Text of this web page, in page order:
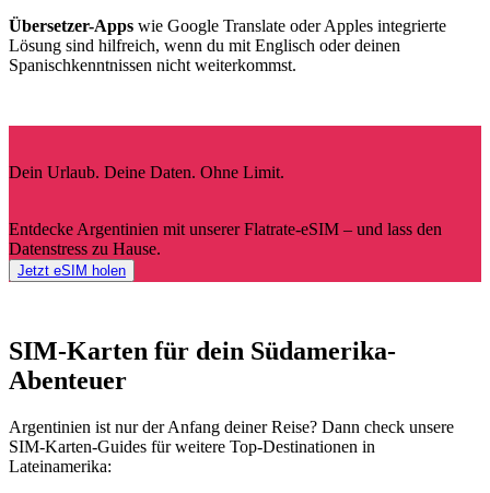
Übersetzer-Apps wie Google Translate oder Apples integrierte
Lösung sind hilfreich, wenn du mit Englisch oder deinen
Spanischkenntnissen nicht weiterkommst.
Dein Urlaub. Deine Daten. Ohne Limit.
Entdecke Argentinien mit unserer Flatrate-eSIM – und lass den
Datenstress zu Hause.
Jetzt eSIM holen
SIM-Karten für dein Südamerika-
Abenteuer
Argentinien ist nur der Anfang deiner Reise? Dann check unsere
SIM-Karten-Guides für weitere Top-Destinationen in
Lateinamerika: